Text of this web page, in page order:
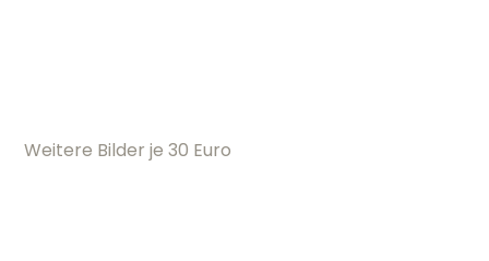
Weitere Bilder je 30 Euro